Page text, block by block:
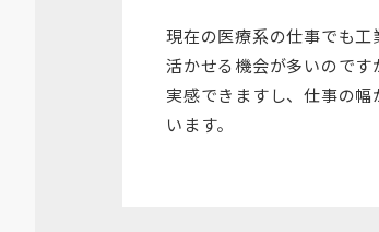
現在の医療系の仕事でも
活かせる機会が多いので
実感できますし、仕事の
います。